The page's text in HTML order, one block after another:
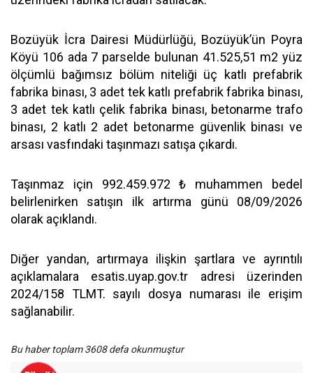
Bozüyük İcra Dairesi Müdürlüğü, Bozüyük’ün Poyra
Köyü 106 ada 7 parselde bulunan 41.525,51 m2 yüz
ölçümlü bağımsız bölüm niteliği üç katlı prefabrik
fabrika binası, 3 adet tek katlı prefabrik fabrika binası,
3 adet tek katlı çelik fabrika binası, betonarme trafo
binası, 2 katlı 2 adet betonarme güvenlik binası ve
arsası vasfındaki taşınmazı satışa çıkardı.
Taşınmaz için 992.459.972 ₺ muhammen bedel
belirlenirken satışın ilk artırma günü 08/09/2026
olarak açıklandı.
Diğer yandan, artırmaya ilişkin şartlara ve ayrıntılı
açıklamalara esatis.uyap.gov.tr adresi üzerinden
2024/158 TLMT. sayılı dosya numarası ile erişim
sağlanabilir.
Bu haber toplam 3608 defa okunmuştur